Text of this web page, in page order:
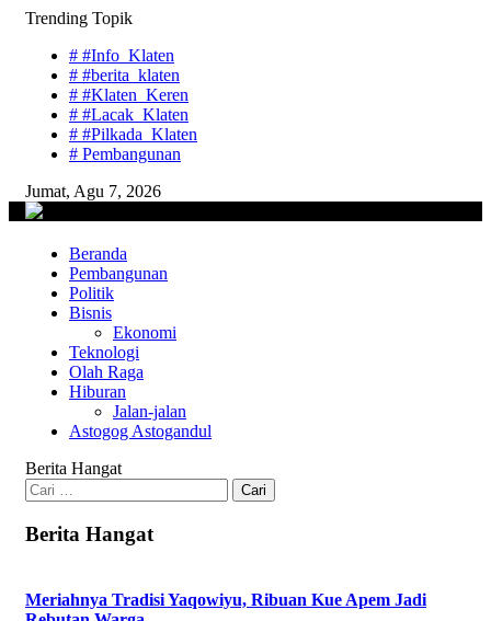
Skip
content
Trending Topik
# #Info_Klaten
# #berita_klaten
# #Klaten_Keren
# #Lacak_Klaten
# #Pilkada_Klaten
# Pembangunan
Jumat, Agu 7, 2026
lacaknews.com
Lacak Gaya Baru
Beranda
Pembangunan
Politik
Bisnis
Ekonomi
Teknologi
Olah Raga
Hiburan
Jalan-jalan
Astogog Astogandul
Berita Hangat
Cari
untuk:
Berita Hangat
Meriahnya Tradisi Yaqowiyu, Ribuan Kue Apem Jadi